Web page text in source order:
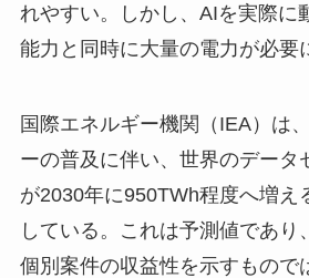
れやすい。しかし、AIを実際に
能力と同時に大量の電力が必要
国際エネルギー機関（IEA）は
ーの普及に伴い、世界のデータ
が2030年に950TWh程度へ増え
している。これは予測値であり
個別案件の収益性を示すもので